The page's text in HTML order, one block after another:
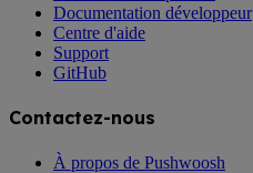
Documentation développeur
Centre d'aide
Support
GitHub
Contactez-nous
À propos de Pushwoosh